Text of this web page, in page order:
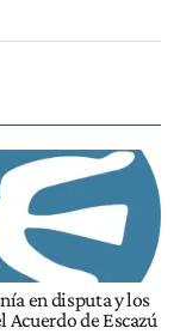
en disputa y los
de Escazú